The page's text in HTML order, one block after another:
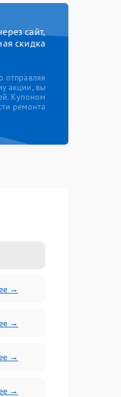
сайт,
скидка
отправляя
акции, вы
Купоном
ремонта
→
→
→
→